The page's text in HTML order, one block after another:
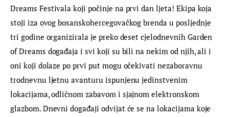
Dreams Festivala koji počinje na prvi dan ljeta! Ekipa koja
stoji iza ovog bosanskohercegovačkog brenda u posljednje
tri godine organizirala je preko deset cjelodnevnih Garden
of Dreams događaja i svi koji su bili na nekim od njih, ali i
oni koji dolaze po prvi put mogu očekivati nezaboravnu
trodnevnu ljetnu avanturu ispunjenu jedinstvenim
lokacijama, odličnom zabavom i sjajnom elektronskom
glazbom. Dnevni događaji odvijat će se na lokacijama koje